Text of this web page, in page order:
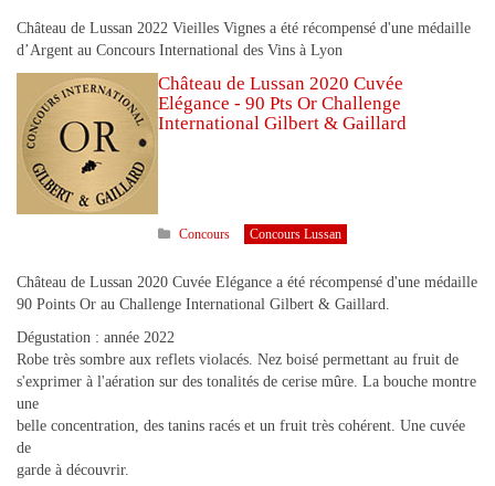
Château de Lussan 2022 Vieilles Vignes a été récompensé d'une médaille
d’Argent au Concours International des Vins à Lyon
Château de Lussan 2020 Cuvée
Elégance - 90 Pts Or Challenge
International Gilbert & Gaillard
Concours Concours Lussan
Château de Lussan 2020 Cuvée Elégance a été récompensé d'une médaille
90 Points Or au Challenge International Gilbert & Gaillard.
Dégustation : année 2022
Robe très sombre aux reflets violacés. Nez boisé permettant au fruit de
s'exprimer à l'aération sur des tonalités de cerise mûre. La bouche montre
une
belle concentration, des tanins racés et un fruit très cohérent. Une cuvée
de
garde à découvrir.